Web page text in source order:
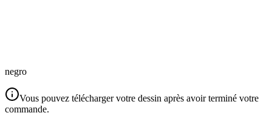
negro
Vous pouvez télécharger votre dessin après avoir terminé votre
commande.